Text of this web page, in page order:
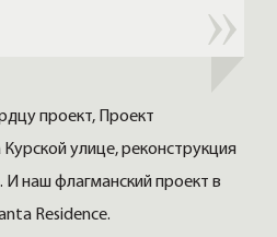
проект, Проект
улице, реконструкция
И наш флагманский проект в
Residence.